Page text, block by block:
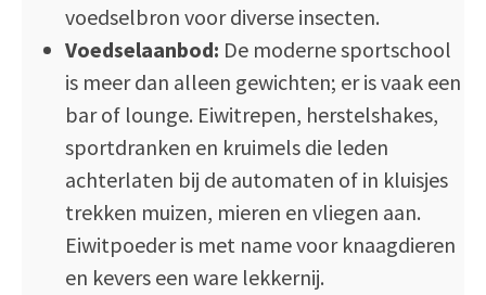
voedselbron voor diverse insecten.
Voedselaanbod: De moderne sportschool
is meer dan alleen gewichten; er is vaak een
bar of lounge. Eiwitrepen, herstelshakes,
sportdranken en kruimels die leden
achterlaten bij de automaten of in kluisjes
trekken muizen, mieren en vliegen aan.
Eiwitpoeder is met name voor knaagdieren
en kevers een ware lekkernij.